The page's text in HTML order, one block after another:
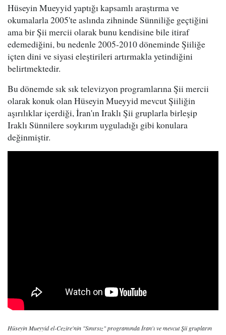
Hüseyin Mueyyid yaptığı kapsamlı araştırma ve
okumalarla 2005'te aslında zihninde Sünniliğe geçtiğini
ama bir Şii mercii olarak bunu kendisine bile itiraf
edemediğini, bu nedenle 2005-2010 döneminde Şiiliğe
içten dini ve siyasi eleştirileri artırmakla yetindiğini
belirtmektedir.
Bu dönemde sık sık televizyon programlarına Şii mercii
olarak konuk olan Hüseyin Mueyyid mevcut Şiiliğin
aşırılıklar içerdiği, İran'ın Iraklı Şii gruplarla birleşip
Iraklı Sünnilere soykırım uyguladığı gibi konulara
değinmiştir.
Hüseyin Mueyyid el-Cezire'nin "Sınırsız" programında İran'ı ve mevcut Şii grupların